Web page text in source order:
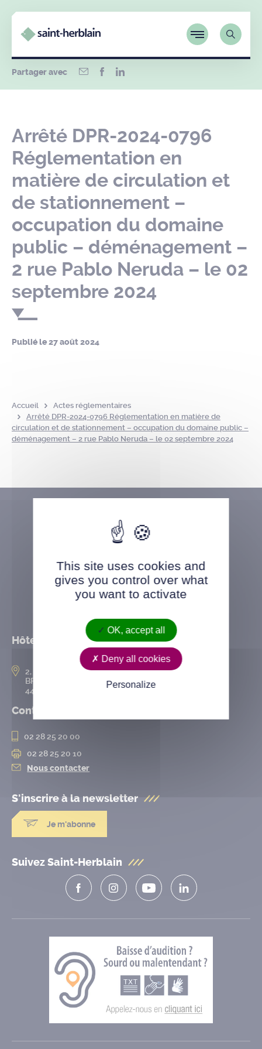
Partager avec
Arrêté DPR-2024-0796
Réglementation en
matière de circulation et
de stationnement –
occupation du domaine
public – déménagement –
2 rue Pablo Neruda – le 02
septembre 2024
Publié le27 août 2024
Accueil
Actes réglementaires
Arrêté DPR-2024-0796 Réglementation en matière de
circulation et de stationnement – occupation du domaine public –
déménagement – 2 rue Pablo Neruda – le 02 septembre 2024
Hôtel de ville
2, rue de l’Hôtel-de-Ville
BP 50167
44802 Saint-Herblain cedex
Contact
02 28 25 20 00
02 28 25 20 10
Nous contacter
S'inscrire à la newsletter
Je m'abonne
Suivez Saint-Herblain
This site uses cookies and
gives you control over what
you want to activate
OK, accept all
Deny all cookies
Personalize